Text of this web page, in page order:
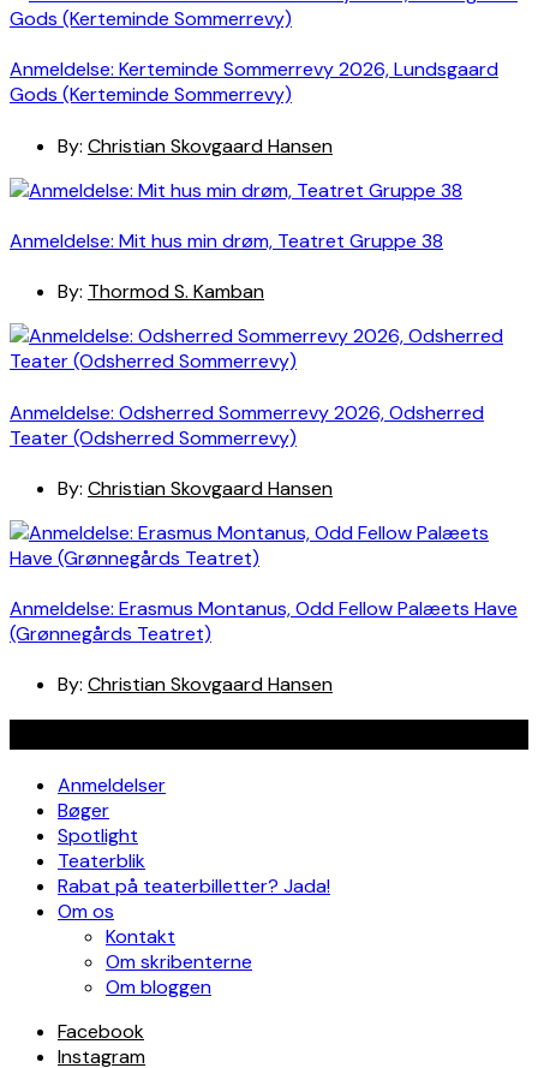
Anmeldelse: Kerteminde Sommerrevy 2026, Lundsgaard
Gods (Kerteminde Sommerrevy)
By: Christian Skovgaard Hansen
Anmeldelse: Mit hus min drøm, Teatret Gruppe 38
By: Thormod S. Kamban
Anmeldelse: Odsherred Sommerrevy 2026, Odsherred
Teater (Odsherred Sommerrevy)
By: Christian Skovgaard Hansen
Anmeldelse: Erasmus Montanus, Odd Fellow Palæets Have
(Grønnegårds Teatret)
By: Christian Skovgaard Hansen
Anmeldelser
Bøger
Spotlight
Teaterblik
Rabat på teaterbilletter? Jada!
Om os
Kontakt
Om skribenterne
Om bloggen
Facebook
Instagram